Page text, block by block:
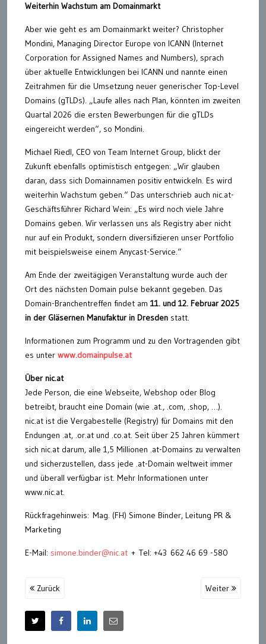
Weiterhin Wachstum am Domainmarkt
Aber wie geht es am Domainmarkt weiter? Christopher
Mondini, Managing Director Europe von ICANN (Internet
Corporation for Assigned Names and Numbers), sprach
über aktuelle Entwicklungen bei ICANN und nannte einen
Zeitrahmen für die Umsetzung neuer generischer Top-Level
Domains (gTLDs). „Laufe alles nach Plan, könnten im zweiten
Quartal 2026 die ersten Bewerbungen für die gTLDs
eingereicht werden“, so Mondini.
Michael Riedl, CEO von Team Internet Group, blickt der
Zukunft ebenfalls optimistisch entgegen: „Wir glauben
daran, dass sich Domainnamen positiv entwickeln. Es wird
weiterhin Wachstum geben.“ Das unterschrieb auch nic.at-
Geschäftsführer Richard Wein: „Es wird noch viele Jahre
Domains geben. Wir verlassen uns als Registry aber nicht
nur auf ein Produkt, sondern diversifizieren unser Portfolio
mit beispielsweise einem Anycast-Service.“
Am Ende der zweitägigen Veranstaltung wurde auch der
Ort des nächsten Domain pulse bekannt gegeben. Das
Domain-Branchentreffen findet am 11. und 12. Februar 2025
in der Gläsernen Manufaktur in Dresden statt.
Informationen zum Programm und zu den Vortragenden gibt
es unter www.domainpulse.at
Über nic.at
Jede Person, die eine Webseite, Webshop oder Blog
betreibt, braucht eine Domain (wie .at., .com, .shop, …).
nic.at ist die Vergabestelle (Registry) für Domains mit den
Endungen .at, .or.at und .co.at. Seit über 25 Jahren kümmert
sich nic.at darum, alle 1,5 Millionen .at-Domains zu verwalten
und sicherzustellen, dass jede .at-Domain weltweit immer
und überall verfügbar ist. Mehr Informationen unter
www.nic.at.
Rückfragehinweis: Mag. (FH) Simone Binder, Leitung PR &
Marketing
E-Mail: simone.binder@nic.at + Tel: +43 662 46 69 -580
Zurück Weiter